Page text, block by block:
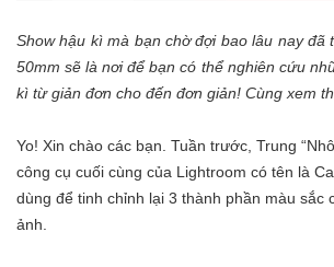
Show hậu kì mà bạn chờ đợi bao lâu nay đã
50mm sẽ là nơi để bạn có thể nghiên cứu
kì từ giản đơn cho đến đơn giản! Cùng xem
Yo! Xin chào các bạn. Tuần trước, Trung
công cụ cuối cùng của Lightroom có tên là
dùng để tinh chỉnh lại 3 thành phần màu sắc
ảnh.